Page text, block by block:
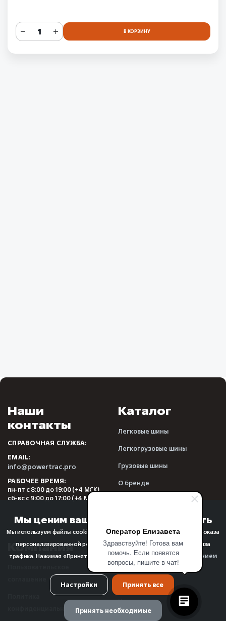
Оператор Елизавета
Здравствуйте! Готова вам
помочь. Если появятся
вопросы, пишите в чат!
В КОРЗИНУ
Наши
контакты
СПРАВОЧНАЯ СЛУЖБА:
EMAIL:
info@powertrac.pro
РАБОЧЕЕ ВРЕМЯ:
пн-пт с 8:00 до 19:00 (+4 МСК)
сб-вс с 9:00 до 17:00 (+4 МСК)
Каталог
Легковые шины
Легкогрузовые шины
Грузовые шины
О бренде
Компания
конфиденциальности
Прочее
FAQ
О компании
Новости
Мы ценим вашу конфиденциальность
Мы используем файлы cookie для улучшения качества просмотра, показа
персонализированной рекламы или контента, а также для анализа
трафика. Нажимая «Принять все», вы соглашаетесь сиспользованием
файлов cookie.
Настройки Принять все
Принять необходимые